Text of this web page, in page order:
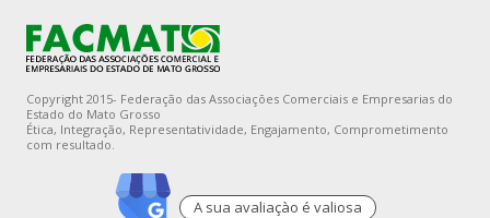
Copyright 2015- Federação das Associações Comerciais e Empresarias do
Estado do Mato Grosso
Ética, Integração, Representatividade, Engajamento, Comprometimento
com resultado.
A sua avaliaçào é valiosa